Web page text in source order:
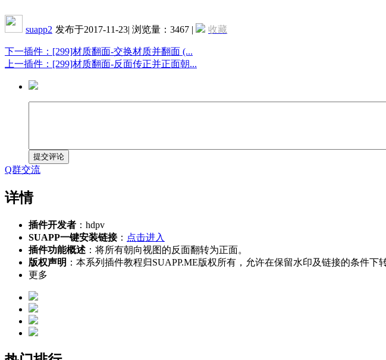
suapp2 发布于2017-11-23| 浏览量：3467 | 收藏
下一插件：[299]材质翻面-交换材质并翻面 (...
上一插件：[299]材质翻面-反面传正并正面朝...
提交评论
Q群交流
详情
插件开发者 ：hdpv
SUAPP一键安装链接： 点击进入
插件功能概述 ：将所有朝向视图的反面翻转为正面。
版权声明 ：本系列插件教程归SUAPP.ME版权所有，允许在保留水印及链接的条件
更多